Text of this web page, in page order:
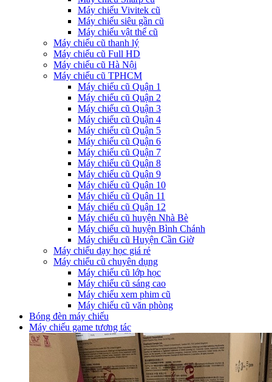
Máy chiếu Vivitek cũ
Máy chiếu siêu gần cũ
Máy chiếu vật thể cũ
Máy chiếu cũ thanh lý
Máy chiếu cũ Full HD
Máy chiếu cũ Hà Nội
Máy chiếu cũ TPHCM
Máy chiếu cũ Quận 1
Máy chiếu cũ Quận 2
Máy chiếu cũ Quận 3
Máy chiếu cũ Quận 4
Máy chiếu cũ Quận 5
Máy chiếu cũ Quận 6
Máy chiếu cũ Quận 7
Máy chiếu cũ Quận 8
Máy chiếu cũ Quận 9
Máy chiếu cũ Quận 10
Máy chiếu cũ Quận 11
Máy chiếu cũ Quận 12
Máy chiếu cũ huyện Nhà Bè
Máy chiếu cũ huyện Bình Chánh
Máy chiếu cũ Huyện Cần Giờ
Máy chiếu dạy học giá rẻ
Máy chiếu cũ chuyên dụng
Máy chiếu cũ lớp học
Máy chiếu cũ sáng cao
Máy chiếu xem phim cũ
Máy chiếu cũ văn phòng
Bóng đèn máy chiếu
Máy chiếu game tương tác